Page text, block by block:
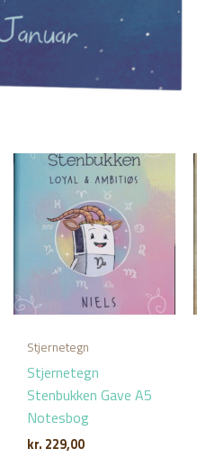
Stjernetegn
Stjernetegn
Stenbukken Gave A5
Notesbog
kr. 229,00